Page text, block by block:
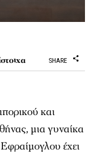
SHARE
και
µια γυναίκα
έχει